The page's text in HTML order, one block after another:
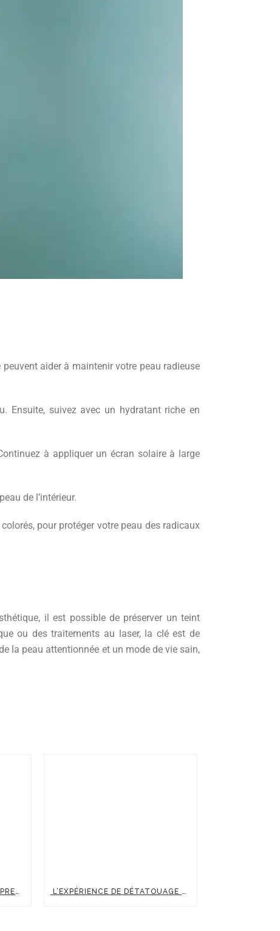
aider à maintenir votre peau radieuse
Ensuite, suivez avec un hydratant riche en
à appliquer un écran solaire à large
de l’intérieur.
pour protéger votre peau des radicaux
il est possible de préserver un teint
ou des traitements au laser, la clé est de
la peau attentionnée et un mode de vie sain,
ÉLASTICITÉ CUTANÉE : COMPRENDRE, PRÉSERVER ET BOOSTER LA FERMETÉ DE SA PEAU L’EXPÉRIENCE DE DÉTATOUAGE DE MARIE CHEZ CLINIC RENAISSANCE